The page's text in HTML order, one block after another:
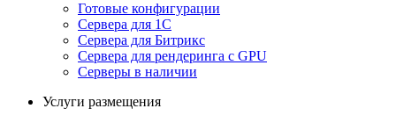
Готовые конфигурации
Сервера для 1С
Сервера для Битрикс
Сервера для рендеринга с GPU
Серверы в наличии
Услуги размещения